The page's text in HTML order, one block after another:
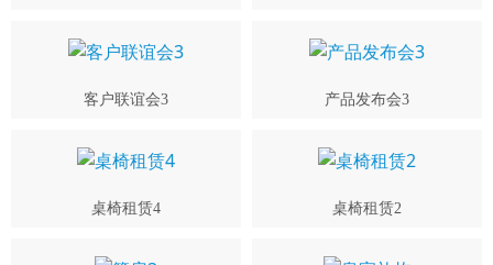
客户联谊会3 产品发布会3
桌椅租赁4 桌椅租赁2